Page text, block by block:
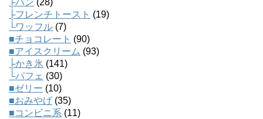
├パン (28)
├フレンチトースト (19)
└ワッフル (7)
■チョコレート (90)
■アイスクリーム (93)
├かき氷 (141)
└パフェ (30)
■ゼリー (10)
■おみやげ (35)
■コンビニ系 (11)